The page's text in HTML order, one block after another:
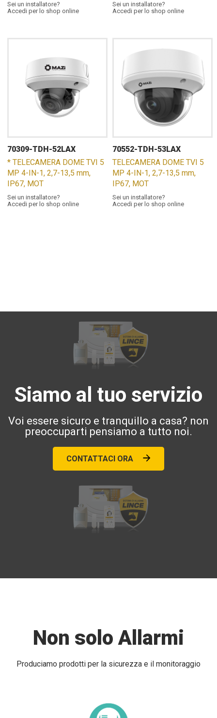
Sei un installatore?
Accedi per lo shop online
Sei un installatore?
Accedi per lo shop online
70309-TDH-52LAX
* TELECAMERA DOME TVI 5
MP 4-IN-1, 2,7-13,5 mm,
IP67, MOT
Sei un installatore?
Accedi per lo shop online
70552-TDH-53LAX
TELECAMERA DOME TVI 5
MP 4-IN-1, 2,7-13,5 mm,
IP67, MOT
Sei un installatore?
Accedi per lo shop online
Siamo al tuo servizio
Voi essere sicuro e tranquillo a casa? non
preoccuparti pensiamo a tutto noi.
CONTATTACI ORA
Non solo Allarmi
Produciamo prodotti per la sicurezza e il monitoraggio